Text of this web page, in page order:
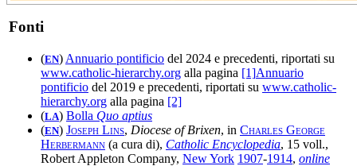
Fonti
(EN) Annuario pontificio del 2024 e precedenti, riportati su
www.catholic-hierarchy.org alla pagina [1]Annuario
pontificio del 2019 e precedenti, riportati su www.catholic-
hierarchy.org alla pagina [2]
(LA) Bolla Quo aptius
(EN) Joseph Lins, Diocese of Brixen, in Charles George
Herbermann (a cura di), Catholic Encyclopedia, 15 voll.,
Robert Appleton Company, New York 1907-1914, online